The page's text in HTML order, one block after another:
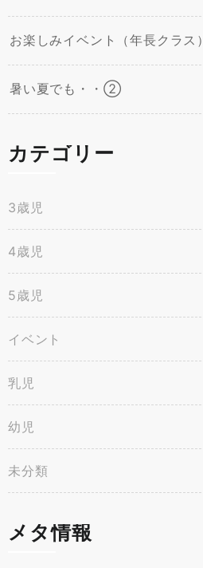
お楽しみイベント（年長クラス）
暑い夏でも・・②
カテゴリー
3歳児
4歳児
5歳児
イベント
乳児
幼児
未分類
メタ情報